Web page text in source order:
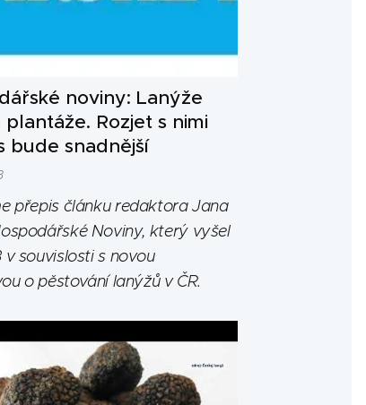
noviny: Lanýže
plantáže. Rozjet s nimi
bude snadnější
přepis článku redaktora Jana
Noviny, který vyšel
v souvislosti s novou
o pěstování lanýžů v ČR.